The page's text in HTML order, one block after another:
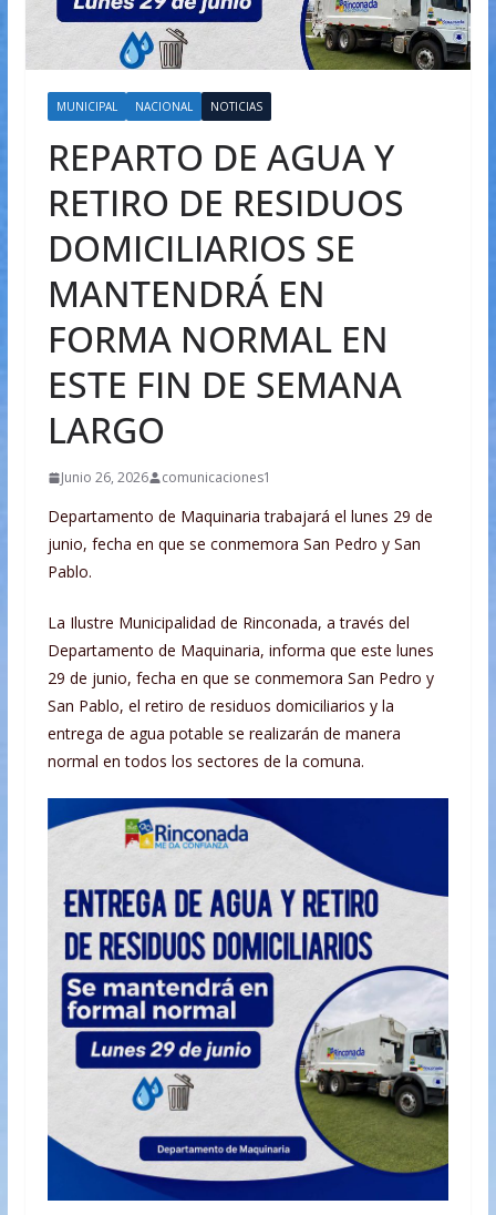
MUNICIPAL NACIONAL NOTICIAS
REPARTO DE AGUA Y
RETIRO DE RESIDUOS
DOMICILIARIOS SE
MANTENDRÁ EN
FORMA NORMAL EN
ESTE FIN DE SEMANA
LARGO
Junio 26, 2026 comunicaciones1
Departamento de Maquinaria trabajará el lunes 29 de
junio, fecha en que se conmemora San Pedro y San
Pablo.
La Ilustre Municipalidad de Rinconada, a través del
Departamento de Maquinaria, informa que este lunes
29 de junio, fecha en que se conmemora San Pedro y
San Pablo, el retiro de residuos domiciliarios y la
entrega de agua potable se realizarán de manera
normal en todos los sectores de la comuna.